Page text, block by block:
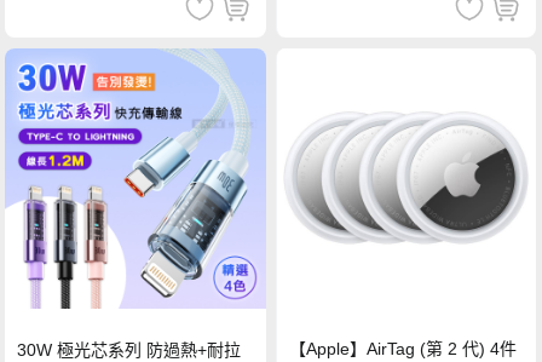
30W 極光芯系列 防過熱+耐拉
【Apple】AirTag (第 2 代) 4件